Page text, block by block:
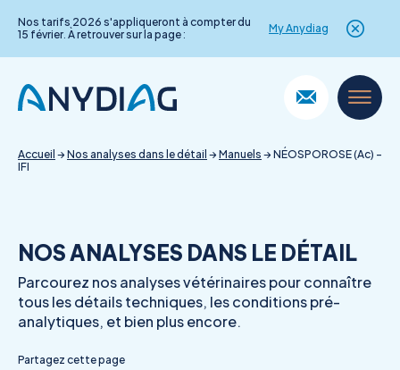
Nos tarifs 2026 s'appliqueront à compter du
15 février. À retrouver sur la page :
My Anydiag
content
Accueil →Nos analyses dans le détail →Manuels →NÉOSPOROSE (Ac) –
IFI
NOS ANALYSES DANS LE DÉTAIL
Parcourez nos analyses vétérinaires pour connaître
tous les détails techniques, les conditions pré-
analytiques, et bien plus encore.
Partagez cette page